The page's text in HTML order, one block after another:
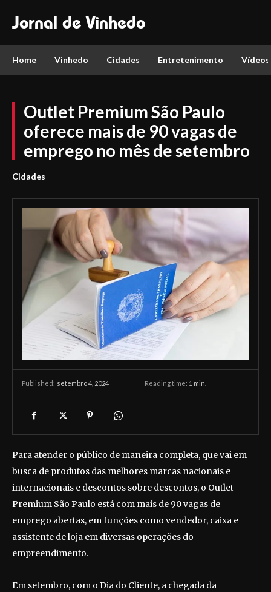
Jornal de Vinhedo
Home Vinhedo Cidades Entretenimento Vídeos
Outlet Premium São Paulo
oferece mais de 90 vagas de
emprego no mês de setembro
Cidades
Published: setembro 4, 2024 Reading time: 1 min.
Para atender o público de maneira completa, que vai em
busca de produtos das melhores marcas nacionais e
internacionais e descontos sobre descontos, o Outlet
Premium São Paulo está com mais de 90 vagas de
emprego abertas, em funções como vendedor, caixa e
assistente de loja em diversas operações do
empreendimento.
Em setembro, com o Dia do Cliente, a chegada da